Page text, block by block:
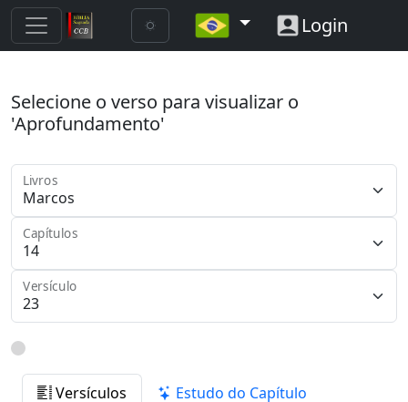
Login
Selecione o verso para visualizar o
'Aprofundamento'
Livros
Capítulos
Versículo
Versículos Estudo do Capítulo